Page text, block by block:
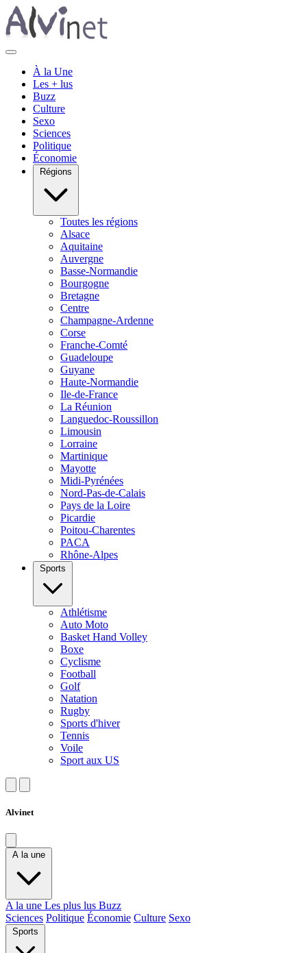
À la Une
Les + lus
Buzz
Culture
Sexo
Sciences
Politique
Économie
Régions
Toutes les régions
Alsace
Aquitaine
Auvergne
Basse-Normandie
Bourgogne
Bretagne
Centre
Champagne-Ardenne
Corse
Franche-Comté
Guadeloupe
Guyane
Haute-Normandie
Ile-de-France
La Réunion
Languedoc-Roussillon
Limousin
Lorraine
Martinique
Mayotte
Midi-Pyrénées
Nord-Pas-de-Calais
Pays de la Loire
Picardie
Poitou-Charentes
PACA
Rhône-Alpes
Sports
Athlétisme
Auto Moto
Basket Hand Volley
Boxe
Cyclisme
Football
Golf
Natation
Rugby
Sports d'hiver
Tennis
Voile
Sport aux US
Alvinet
A la une
A la une Les plus lus Buzz
Sciences Politique Économie Culture Sexo
Sports